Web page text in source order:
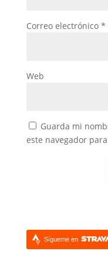
Correo electrónico *
Web
Guarda mi
este navegador
Sígueme en